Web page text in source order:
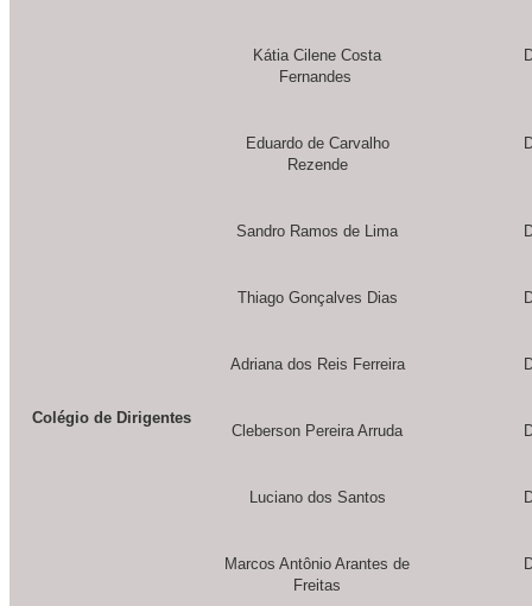
Colégio de Dirigentes
Kátia Cilene Costa
Fernandes
Eduardo de Carvalho
Rezende
Sandro Ramos de Lima
Thiago Gonçalves Dias
Adriana dos Reis Ferreira
Cleberson Pereira Arruda
Luciano dos Santos
Marcos Antônio Arantes de
Freitas